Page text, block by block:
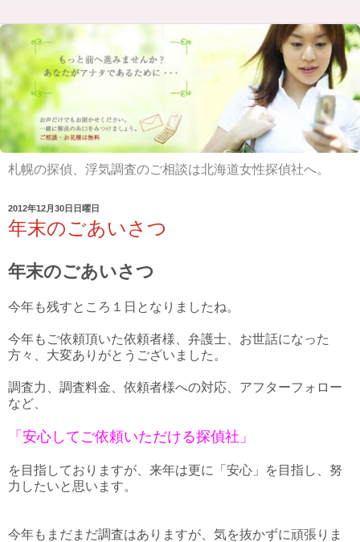
札幌の探偵、浮気調査のご相談は北海道女性探偵社へ。
2012年12月30日日曜日
年末のごあいさつ
年末のごあいさつ
今年も残すところ１日となりましたね。
今年もご依頼頂いた依頼者様、弁護士、お世話になった
方々、大変ありがとうございました。
調査力、調査料金、依頼者様への対応、アフターフォロー
など、
「安心してご依頼いただける探偵社」
を目指しておりますが、来年は更に「安心」を目指し、努
力したいと思います。
今年もまだまだ調査はありますが、気を抜かずに頑張りま